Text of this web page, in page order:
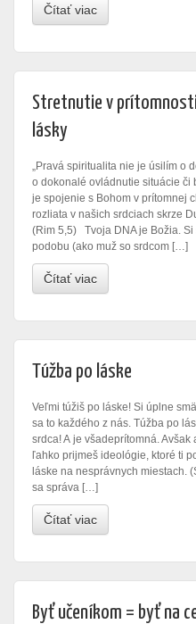
Čítať viac
Stretnutie v
lásky
„Pravá spiritualita nie je úsilím o
o dokonalé ovládnutie situácie či
je spojenie s Bohom v prítomnej
rozliata v našich srdciach skrze
(Rim 5,5) Tvoja DNA je Božia.
podobu (ako muž so srdcom […]
Čítať viac
Túžba po láske
Veľmi túžiš po láske! Si úplne
sa to každého z nás. Túžba po
srdca! A je všadeprítomná.
ľahko prijmeš ideológie, ktoré ti
láske na nesprávnych miestach.
sa správa […]
Čítať viac
Byť učeníkom = byť na